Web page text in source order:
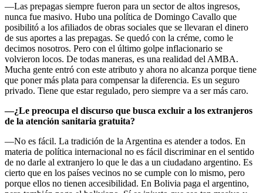
—Las prepagas siempre fueron para un sector de altos ingresos,
nunca fue masivo. Hubo una política de Domingo Cavallo que
posibilitó a los afiliados de obras sociales que se llevaran el dinero
de sus aportes a las prepagas. Se quedó con la créme, como le
decimos nosotros. Pero con el último golpe inflacionario se
volvieron locos. De todas maneras, es una realidad del AMBA.
Mucha gente entró con este atributo y ahora no alcanza porque tiene
que poner más plata para compensar la diferencia. Es un seguro
privado. Tiene que estar regulado, pero siempre va a ser más caro.
—¿Le preocupa el discurso que busca excluir a los extranjeros
de la atención sanitaria gratuita?
—No es fácil. La tradición de la Argentina es atender a todos. En
materia de política internacional no es fácil discriminar en el sentido
de no darle al extranjero lo que le das a un ciudadano argentino. Es
cierto que en los países vecinos no se cumple con lo mismo, pero
porque ellos no tienen accesibilidad. En Bolivia paga el argentino,